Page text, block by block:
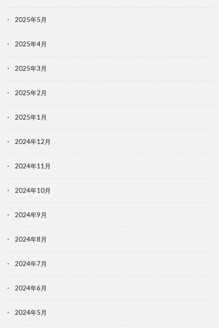
2025年5月
2025年4月
2025年3月
2025年2月
2025年1月
2024年12月
2024年11月
2024年10月
2024年9月
2024年8月
2024年7月
2024年6月
2024年5月